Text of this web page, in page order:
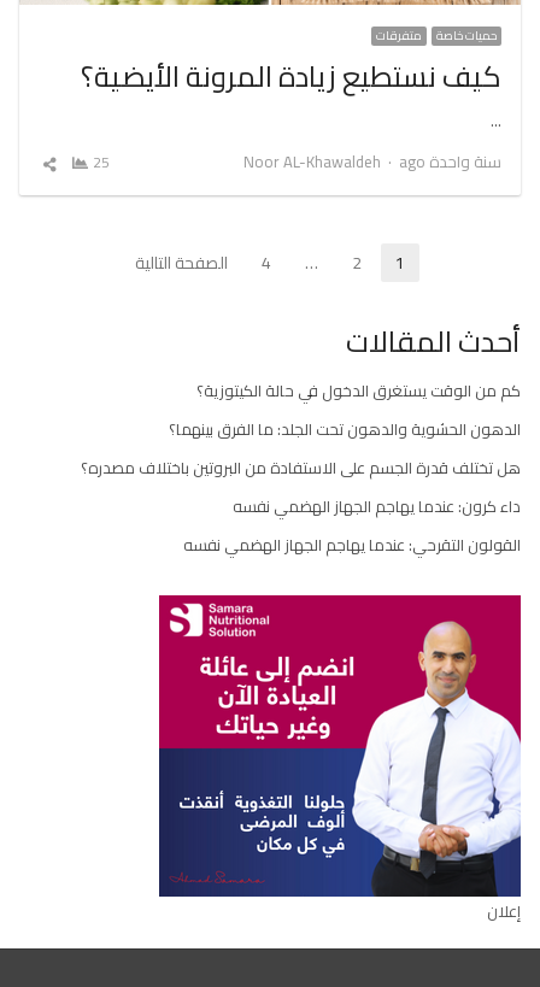
حميات خاصة متفرقات
كيف نستطيع زيادة المرونة الأيضية؟
…
سنة واحدة ago
Author
Noor AL-Khawaldeh
25
شارك
المقالات
Page 1
Page 2
…
Page 4 الصفحة التالية
أحدث المقالات
كم من الوقت يستغرق الدخول في حالة الكيتوزية؟
الدهون الحشوية والدهون تحت الجلد: ما الفرق بينهما؟
هل تختلف قدرة الجسم على الاستفادة من البروتين باختلاف مصدره؟
داء كرون: عندما يهاجم الجهاز الهضمي نفسه
القولون التقرحي: عندما يهاجم الجهاز الهضمي نفسه
إعلان